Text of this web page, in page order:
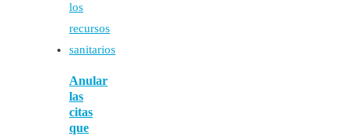
Anular
las
citas
que